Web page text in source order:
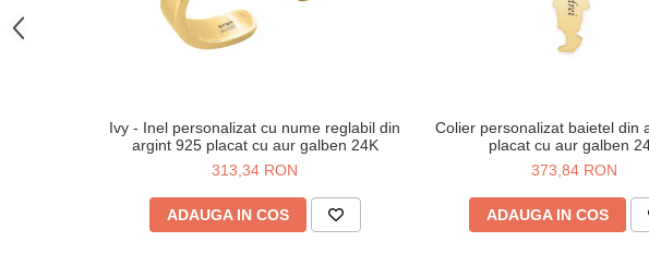
Ivy - Inel personalizat cu nume reglabil din
argint 925 placat cu aur galben 24K
313,34 RON
ADAUGA IN COS
Colier personalizat baietel din
placat cu aur galben
373,84 RON
ADAUGA IN COS